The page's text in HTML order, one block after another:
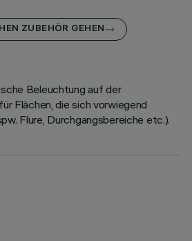
ZUBEHÖR GEHEN
Beleuchtung auf der
Flächen, die sich vorwiegend
Flure, Durchgangsbereiche etc.).